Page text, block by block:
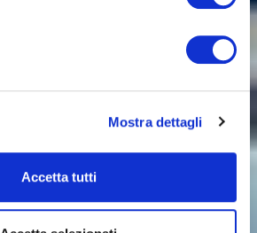
Mostra dettagli
Accetta tutti